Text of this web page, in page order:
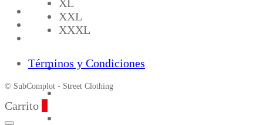
XL
XXL
XXXL
Términos y Condiciones
© SubComplot - Street Clothing
Carrito